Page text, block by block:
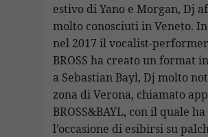
estivo di Yano e Morgan, Dj
molto conosciuti in Veneto.
nel 2017 il vocalist-performer
BROSS ha creato un format
a Sebastian Bayl, Dj molto
zona di Verona, chiamato
BROSS&BAYL, con il quale ha
l’occasione di esibirsi su